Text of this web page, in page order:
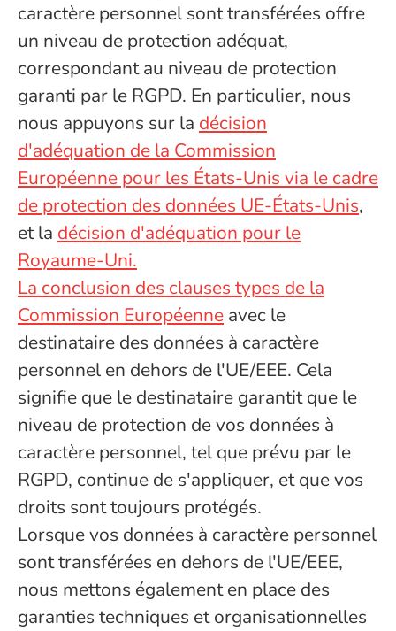
caractère personnel sont transférées offre
un niveau de protection adéquat,
correspondant au niveau de protection
garanti par le RGPD. En particulier, nous
nous appuyons sur la décision
d'adéquation de la Commission
Européenne pour les États-Unis via le cadre
de protection des données UE-États-Unis,
et la décision d'adéquation pour le
Royaume-Uni.
La conclusion des clauses types de la
Commission Européenne avec le
destinataire des données à caractère
personnel en dehors de l'UE/EEE. Cela
signifie que le destinataire garantit que le
niveau de protection de vos données à
caractère personnel, tel que prévu par le
RGPD, continue de s'appliquer, et que vos
droits sont toujours protégés.
Lorsque vos données à caractère personnel
sont transférées en dehors de l'UE/EEE,
nous mettons également en place des
garanties techniques et organisationnelles